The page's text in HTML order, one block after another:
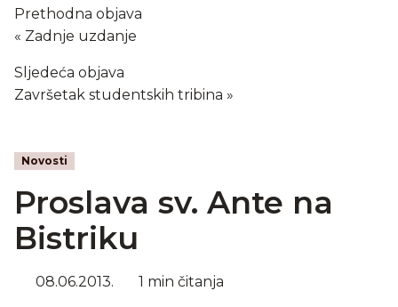
Prethodna objava
Zadnje uzdanje
Sljedeća objava
Završetak studentskih tribina
Novosti
Proslava sv. Ante na
Bistriku
08.06.2013. 1 min čitanja